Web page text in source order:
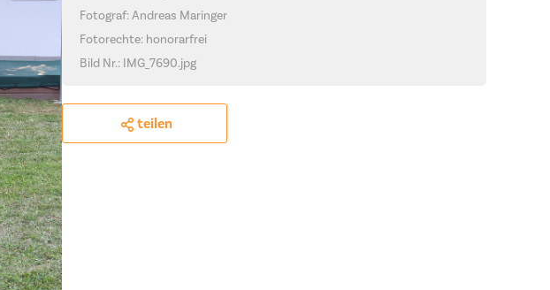
Fotograf: Andreas Maringer
Fotorechte: honorarfrei
Bild Nr.: IMG_7690.jpg
teilen